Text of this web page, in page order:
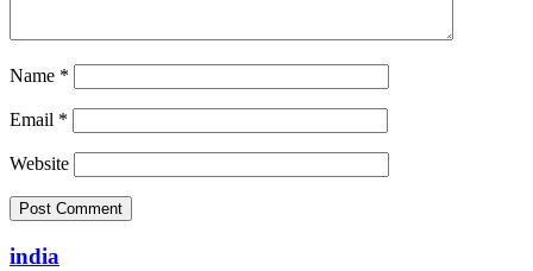
Name *
Email *
Website
india